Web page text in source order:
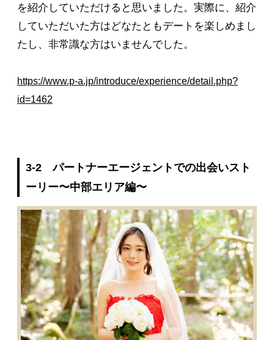
を紹介していただけると思いました。実際に、紹介
していただいた方はどなたともデートを楽しめまし
たし、非常識な方はいませんでした。
https://www.p-a.jp/introduce/experience/detail.php?
id=1462
3-2 パートナーエージェントでの出会いスト
ーリー〜中部エリア編〜